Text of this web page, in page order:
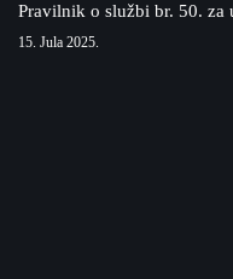
Pravilnik o službi br. 50. za
15. Jula 2025.